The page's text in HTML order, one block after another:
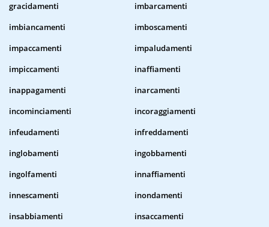
gracidamenti
imbarcamenti
imbiancamenti
imboscamenti
impaccamenti
impaludamenti
impiccamenti
inaffiamenti
inappagamenti
inarcamenti
incominciamenti
incoraggiamenti
infeudamenti
infreddamenti
inglobamenti
ingobbamenti
ingolfamenti
innaffiamenti
innescamenti
inondamenti
insabbiamenti
insaccamenti